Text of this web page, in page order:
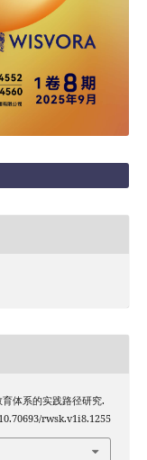
体系的实践路径研究.
rwsk.v1i8.1255